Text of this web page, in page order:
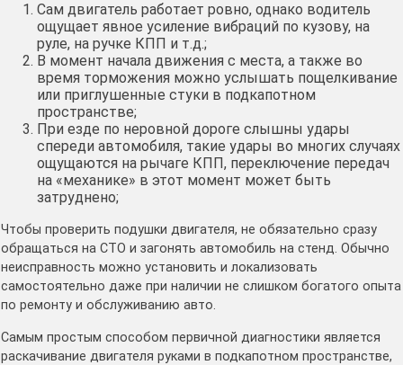
Сам двигатель работает ровно, однако водитель
ощущает явное усиление вибраций по кузову, на
руле, на ручке КПП и т.д.;
В момент начала движения с места, а также во
время торможения можно услышать пощелкивание
или приглушенные стуки в подкапотном
пространстве;
При езде по неровной дороге слышны удары
спереди автомобиля, такие удары во многих случаях
ощущаются на рычаге КПП, переключение передач
на «механике» в этот момент может быть
затруднено;
Чтобы проверить подушки двигателя, не обязательно сразу
обращаться на СТО и загонять автомобиль на стенд. Обычно
неисправность можно установить и локализовать
самостоятельно даже при наличии не слишком богатого опыта
по ремонту и обслуживанию авто.
Самым простым способом первичной диагностики является
раскачивание двигателя руками в подкапотном пространстве,